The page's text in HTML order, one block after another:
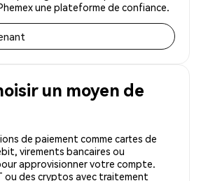
une plateforme de confiance.
un moyen de
de paiement comme cartes de
virements bancaires ou
approvisionner votre compte.
ou des cryptos avec traitement